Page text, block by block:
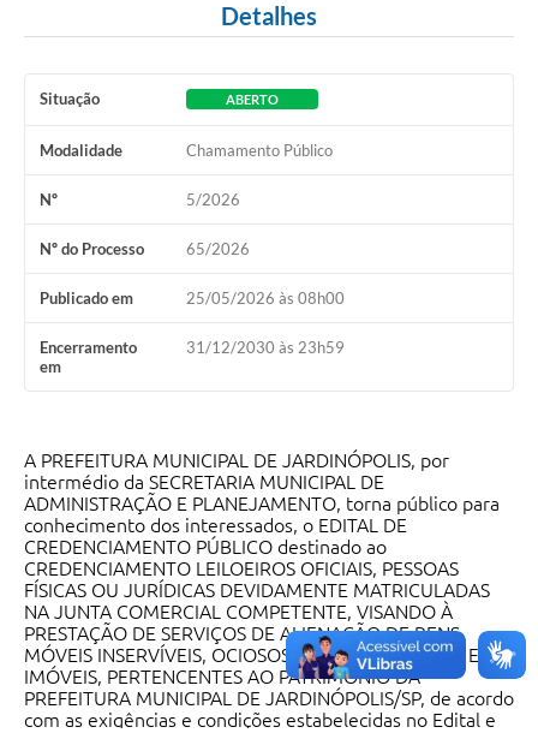
Detalhes
Situação ABERTO
Modalidade Chamamento Público
Nº 5/2026
Nº do Processo 65/2026
Publicado em 25/05/2026 às 08h00
Encerramento
em
31/12/2030 às 23h59
A PREFEITURA MUNICIPAL DE JARDINÓPOLIS, por
intermédio da SECRETARIA MUNICIPAL DE
ADMINISTRAÇÃO E PLANEJAMENTO, torna público para
conhecimento dos interessados, o EDITAL DE
CREDENCIAMENTO PÚBLICO destinado ao
CREDENCIAMENTO LEILOEIROS OFICIAIS, PESSOAS
FÍSICAS OU JURÍDICAS DEVIDAMENTE MATRICULADAS
NA JUNTA COMERCIAL COMPETENTE, VISANDO À
PRESTAÇÃO DE SERVIÇOS DE ALIENAÇÃO DE BENS
MÓVEIS INSERVÍVEIS, OCIOSOS, ANTIECONÔMICOS E
IMÓVEIS, PERTENCENTES AO PATRIMÔNIO DA
PREFEITURA MUNICIPAL DE JARDINÓPOLIS/SP, de acordo
com as exigências e condições estabelecidas no Edital e